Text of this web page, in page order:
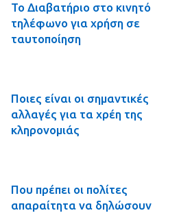
Το Διαβατήριο στο κινητό
τηλέφωνο για χρήση σε
ταυτοποίηση
Ποιες είναι οι σημαντικές
αλλαγές για τα χρέη της
κληρονομιάς
Που πρέπει οι πολίτες
απαραίτητα να δηλώσουν